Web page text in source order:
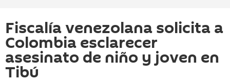
Fiscalía venezolana solicita a
Colombia esclarecer
asesinato de niño y joven en
Tibú